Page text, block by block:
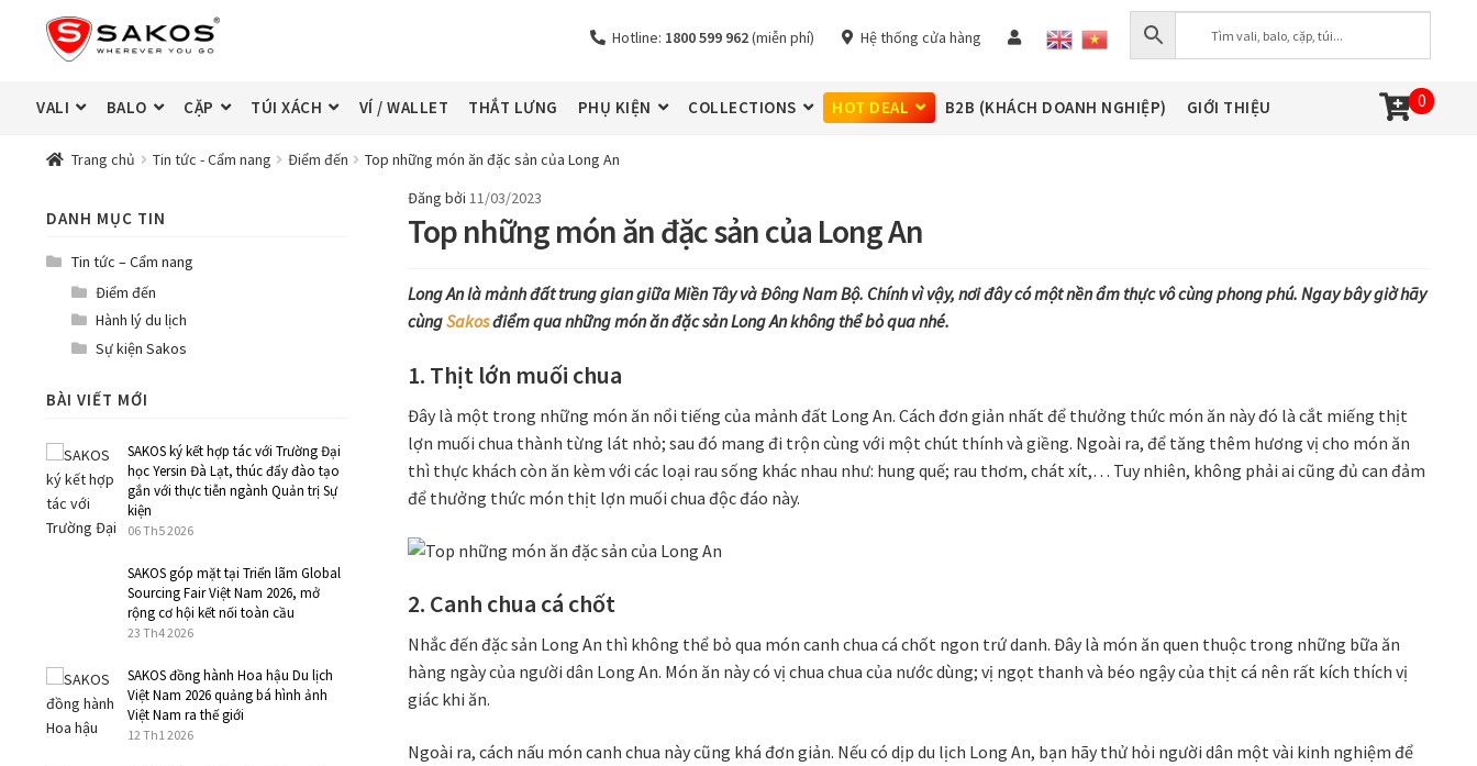
Đi
đến
hướng
Chuyển
đến
dung
Hotline: 1800 599 962(miễn phí) Hệ thống cửa hàng
VALI BALO CẶP TÚI XÁCH VÍ / WALLET THẮT LƯNG PHỤ KIỆN COLLECTIONS HOT DEAL B2B (KHÁCH DOANH NGHIỆP) GIỚI THIỆU 0
Trang chủ Tin tức - Cẩm nang Điểm đến
Top những món ăn đặc sản của Long An
Đăng bởi 11/03/2023
Top những món ăn đặc sản của Long An
Long An là mảnh đất trung gian giữa Miền Tây và Đông Nam Bộ. Chính vì vậy, nơi đây có một nền ẩm thực vô cùng phong phú. Ngay bây giờ hãy
cùngSakosđiểm qua những món ăn đặc sản Long An không thể bỏ qua nhé.
1. Thịt lớn muối chua
Đây là một trong những món ăn nổi tiếng của mảnh đất Long An. Cách đơn giản nhất để thưởng thức món ăn này đó là cắt miếng thịt
lợn muối chua thành từng lát nhỏ; sau đó mang đi trộn cùng với một chút thính và giềng. Ngoài ra, để tăng thêm hương vị cho món ăn
thì thực khách còn ăn kèm với các loại rau sống khác nhau như: hung quế; rau thơm, chát xít,… Tuy nhiên, không phải ai cũng đủ can đảm
để thưởng thức món thịt lợn muối chua độc đáo này.
2. Canh chua cá chốt
Nhắc đến đặc sản Long An thì không thể bỏ qua món canh chua cá chốt ngon trứ danh. Đây là món ăn quen thuộc trong những bữa ăn
hàng ngày của người dân Long An. Món ăn này có vị chua chua của nước dùng; vị ngọt thanh và béo ngậy của thịt cá nên rất kích thích vị
giác khi ăn.
Ngoài ra, cách nấu món canh chua này cũng khá đơn giản. Nếu có dịp du lịch Long An, bạn hãy thử hỏi người dân một vài kinh nghiệm để
DANH MỤC TIN
Tin tức – Cẩm nang
Điểm đến
Hành lý du lịch
Sự kiện Sakos
BÀI VIẾT MỚI
SAKOS ký kết hợp tác với Trường Đại
học Yersin Đà Lạt, thúc đẩy đào tạo
gắn với thực tiễn ngành Quản trị Sự
kiện
06 Th5 2026
SAKOS góp mặt tại Triển lãm Global
Sourcing Fair Việt Nam 2026, mở
rộng cơ hội kết nối toàn cầu
23 Th4 2026
SAKOS đồng hành Hoa hậu Du lịch
Việt Nam 2026 quảng bá hình ảnh
Việt Nam ra thế giới
12 Th1 2026